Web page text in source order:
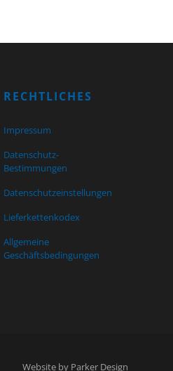
RECHTLICHES
Impressum
Datenschutz-
Bestimmungen
Datenschutzeinstellungen
Lieferkettenkodex
Allgemeine
Geschäftsbedingungen
Website by Parker Design